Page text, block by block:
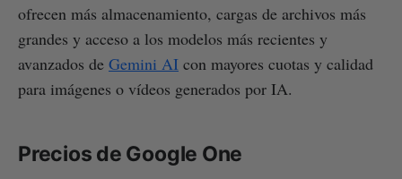
ofrecen más almacenamiento, cargas de archivos más
grandes y acceso a los modelos más recientes y
avanzados de Gemini AI con mayores cuotas y calidad
para imágenes o vídeos generados por IA.
Precios de Google One